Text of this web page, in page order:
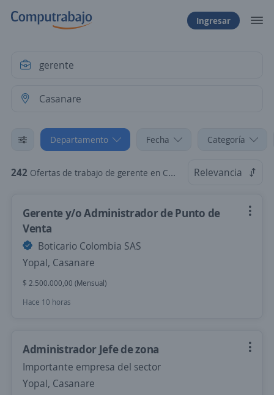
Ingresar
Departamento Fecha Categoría
242 Ofertas de trabajo de gerente en Casanare Relevancia
Gerente y/o Administrador de Punto de
Venta
Boticario Colombia SAS
Yopal, Casanare
$ 2.500.000,00 (Mensual)
Hace 10 horas
Administrador Jefe de zona
Importante empresa del sector
Yopal, Casanare